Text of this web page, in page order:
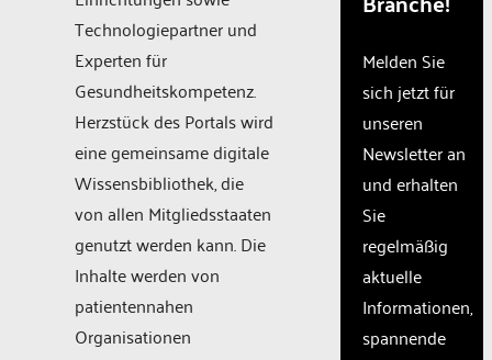
Technologiepartner und
Experten für
Gesundheitskompetenz.
Herzstück des Portals wird
eine gemeinsame digitale
Wissensbibliothek, die
von allen Mitgliedsstaaten
genutzt werden kann. Die
Inhalte werden von
patientennahen
Organisationen
The
owner
needs
to
setup
the
site
with
CMP
to add
content
to the
list of
Melden Sie
sich jetzt für
unseren
Newsletter an
und erhalten
Sie
regelmäßig
aktuelle
Informationen,
spannende